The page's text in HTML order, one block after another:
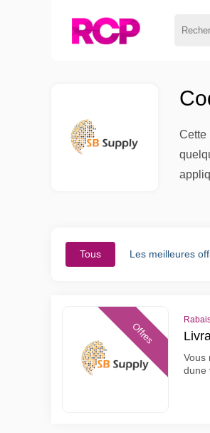
Cette
Tous Les meilleures
Offres
Vous
dune